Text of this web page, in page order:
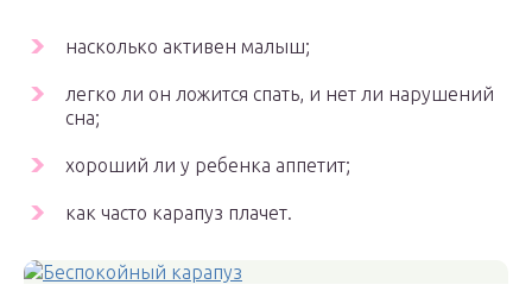
насколько активен малыш;
легко ли он ложится спать, и нет ли нарушений
сна;
хороший ли у ребенка аппетит;
как часто карапуз плачет.